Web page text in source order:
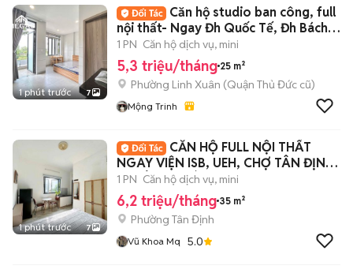
1 phút trước 7
Căn hộ studio ban công, full
nội thất- Ngay Đh Quốc Tế, Đh Bách
Khoa
1 PN Căn hộ dịch vụ, mini
5,3 triệu/tháng 25 m²
Phường Linh Xuân (Quận Thủ Đức cũ)
Mộng Trinh
1 phút trước 7
CĂN HỘ FULL NỘI THẤT
NGAY VIỆN ISB, UEH, CHỢ TÂN ĐỊNH,
CV LÊ VĂN TÁM
1 PN Căn hộ dịch vụ, mini
6,2 triệu/tháng 35 m²
Phường Tân Định
Vũ Khoa Mq 5.0